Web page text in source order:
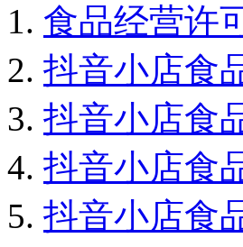
食品经营许
抖音小店食
抖音小店食
抖音小店食
抖音小店食